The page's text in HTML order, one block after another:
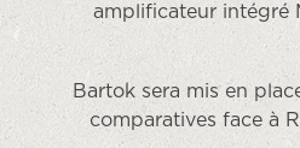
amplificateur intégré
Bartok sera mis en
comparatives face à